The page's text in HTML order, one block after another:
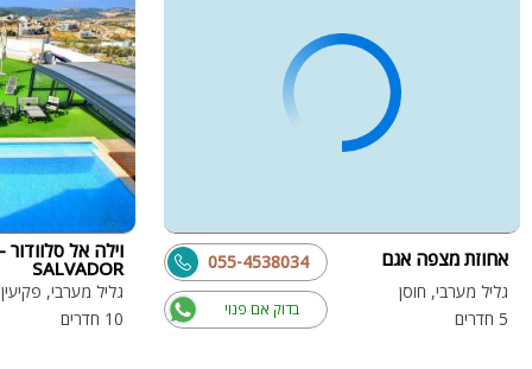
אחוזת מצפה אגם
גליל מערבי, חוסן
5 חדרים
בדוק אם פנוי
055-4538034
SALVADOR
גליל מערבי,
10 חדרים